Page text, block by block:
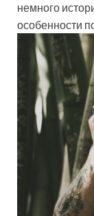
немного
особенности